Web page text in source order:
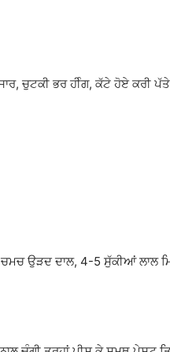
ਚੁਟਕੀ ਭਰ ਹੀੰਗ, ਕੱਟੇ ਹੋਏ ਕਰੀ
ਉੜਦ ਦਾਲ, 4-5 ਸੁੱਕੀਆਂ ਲਾਲ